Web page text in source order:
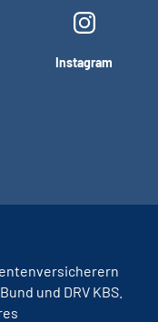
Instagram
und DRV KBS.